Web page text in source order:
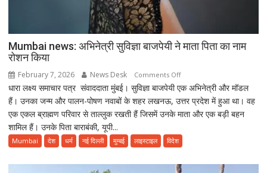
Mumbai news: अभिनेत्री सुविज्ञा बाजपेयी ने माता पिता का नाम
रोशन किया
February 7, 2026 News Desk Comments Offon
Mumbai
news:
अभिनेत्री
बाजपेयी
माता
धारा लक्ष्य समाचार पत्र संवाददाता मुंबई। सुविज्ञा बाजपेयी एक अभिनेत्री और मॉडल
हैं। उनका जन्म और पालन-पोषण नवाबों के शहर लखनऊ, उत्तर प्रदेश में हुआ था। वह
एक एकल ब्राह्मण परिवार से ताल्लुक रखती हैं जिसमें उनके माता और एक बड़ी बहन
शामिल हैं। उनके पिता बाराबंकी, यूपी...
Mumbai देश धर्म नई दिल्ली मुम्बई लाइस्टाइल विदेश